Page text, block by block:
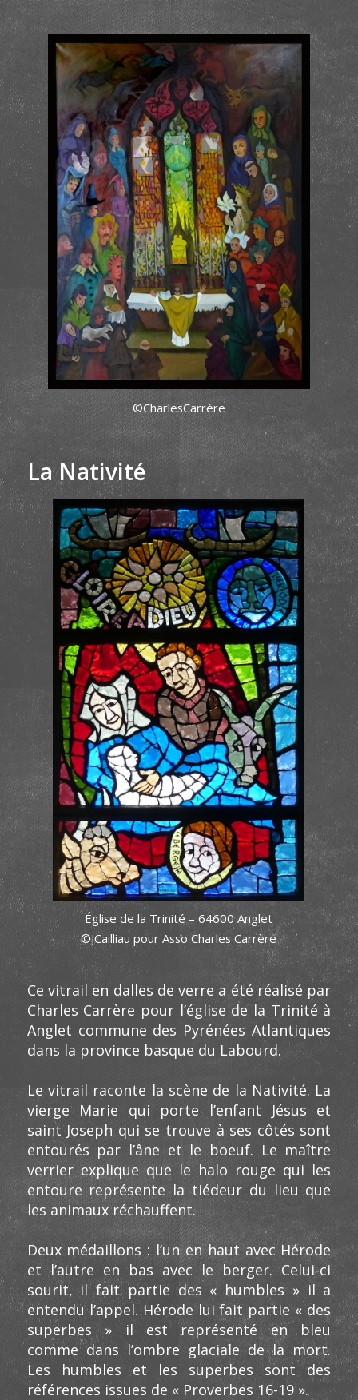
©CharlesCarrère
La Nativité
Église de la Trinité – 64600 Anglet
©JCailliau pour Asso Charles Carrère
Ce vitrail en dalles de verre a été réalisé par
Charles Carrère pour l’église de la Trinité à
Anglet commune des Pyrénées Atlantiques
dans la province basque du Labourd.
Le vitrail raconte la scène de la Nativité. La
vierge Marie qui porte l’enfant Jésus et
saint Joseph qui se trouve à ses côtés sont
entourés par l’âne et le boeuf. Le maître
verrier explique que le halo rouge qui les
entoure représente la tiédeur du lieu que
les animaux réchauffent.
Deux médaillons : l’un en haut avec Hérode
et l’autre en bas avec le berger. Celui-ci
sourit, il fait partie des « humbles » il a
entendu l’appel. Hérode lui fait partie « des
superbes » il est représenté en bleu
comme dans l’ombre glaciale de la mort.
Les humbles et les superbes sont des
références issues de « Proverbes 16-19 ».